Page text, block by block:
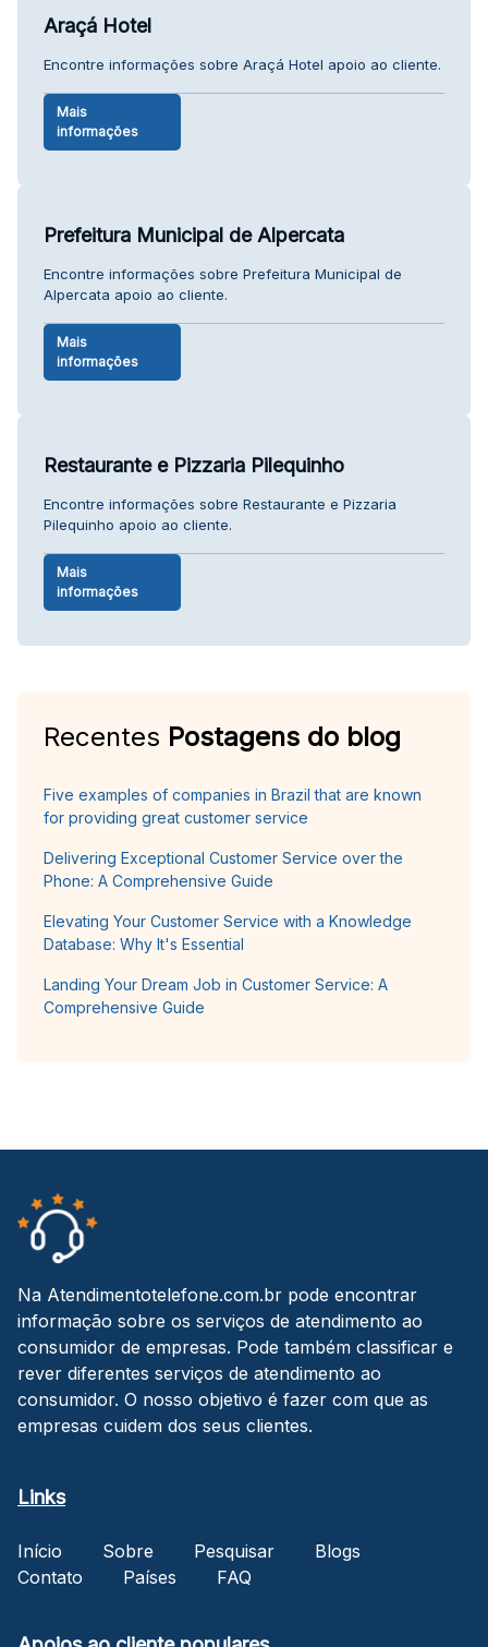
Araçá Hotel
Encontre informações sobre Araçá Hotel apoio ao cliente.
Mais
informações
Prefeitura Municipal de Alpercata
Encontre informações sobre Prefeitura Municipal de
Alpercata apoio ao cliente.
Mais
informações
Restaurante e Pizzaria Pilequinho
Encontre informações sobre Restaurante e Pizzaria
Pilequinho apoio ao cliente.
Mais
informações
Recentes Postagens do blog
Five examples of companies in Brazil that are known
for providing great customer service
Delivering Exceptional Customer Service over the
Phone: A Comprehensive Guide
Elevating Your Customer Service with a Knowledge
Database: Why It's Essential
Landing Your Dream Job in Customer Service: A
Comprehensive Guide
Na Atendimentotelefone.com.br pode encontrar
informação sobre os serviços de atendimento ao
consumidor de empresas. Pode também classificar e
rever diferentes serviços de atendimento ao
consumidor. O nosso objetivo é fazer com que as
empresas cuidem dos seus clientes.
Links
Início Sobre Pesquisar
Blogs
Contato
Países FAQ